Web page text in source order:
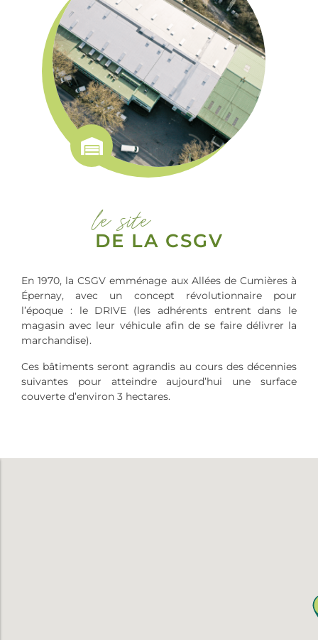
le site
DE LA CSGV
En 1970, la CSGV emménage aux Allées de Cumières à
Épernay, avec un concept révolutionnaire pour
l’époque : le DRIVE (les adhérents entrent dans le
magasin avec leur véhicule afin de se faire délivrer la
marchandise).
Ces bâtiments seront agrandis au cours des décennies
suivantes pour atteindre aujourd’hui une surface
couverte d’environ 3 hectares.